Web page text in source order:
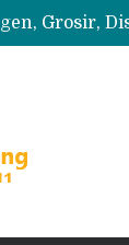
Grosir,
Mentah 1